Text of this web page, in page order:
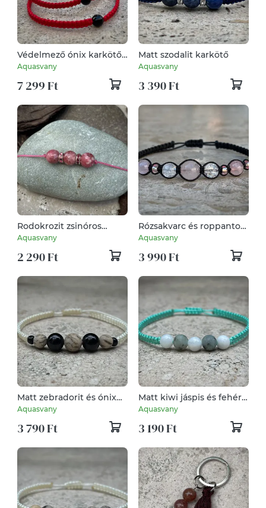
Védelmező ónix karkötők
csomagban
Aquasvany
7 299 Ft
Matt szodalit karkötő
Aquasvany
3 390 Ft
Rodokrozit zsinóros
karkötő
Aquasvany
2 290 Ft
Rózsakvarc és roppantott
hegyikristály karkötő
Aquasvany
3 990 Ft
Matt zebradorit és ónix
karkötő
Aquasvany
3 790 Ft
Matt kiwi jáspis és fehér
jáde karkötő
Aquasvany
3 190 Ft